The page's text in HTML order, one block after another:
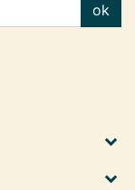
ok